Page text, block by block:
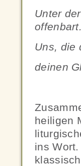
Unter
offenbart.
Uns, die
deinen
heiligen
ins